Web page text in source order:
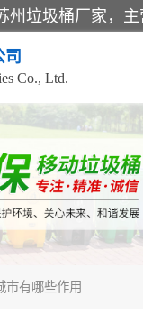
Co., Ltd.
市有哪些作用